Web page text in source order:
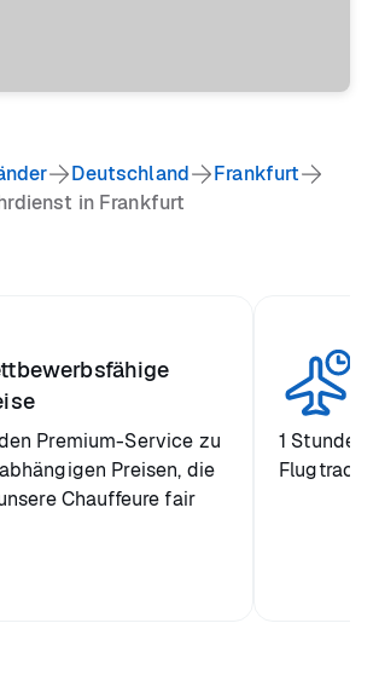
Deutschland
Frankfurt
in Frankfurt
Premium-Service zu
Preisen, die
Chauffeure fair
1 Stunde